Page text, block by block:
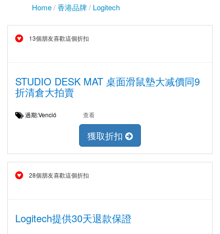
Home/香港品牌/ Logitech
13個朋友喜歡這個折扣
STUDIO DESK MAT 桌面滑鼠墊大减價同9
折清倉大拍賣
過期:Venció 查看
獲取折扣
28個朋友喜歡這個折扣
Logitech提供30天退款保證